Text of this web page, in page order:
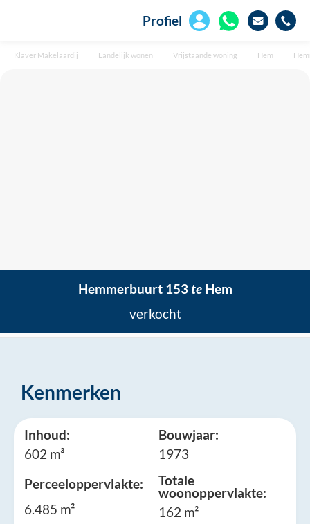
Profiel
Klaver Makelaardij Landelijk wonen Vrijstaande woning Hem
Hemmerbuurt 153 te Hem
verkocht
Kenmerken
Inhoud:
602 m³
Bouwjaar:
1973
Perceeloppervlakte:
6.485 m²
Totale
woonoppervlakte:
162 m²